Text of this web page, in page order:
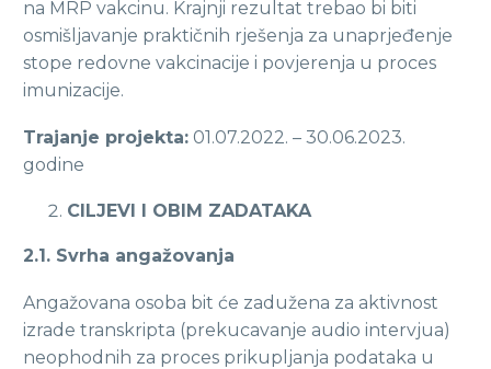
na MRP vakcinu. Krajnji rezultat trebao bi biti
osmišljavanje praktičnih rješenja za unaprjeđenje
stope redovne vakcinacije i povjerenja u proces
imunizacije.
Trajanje projekta: 01.07.2022. – 30.06.2023.
godine
CILJEVI I OBIM ZADATAKA
2.1. Svrha angažovanja
Angažovana osoba bit će zadužena za aktivnost
izrade transkripta (prekucavanje audio intervjua)
neophodnih za proces prikupljanja podataka u